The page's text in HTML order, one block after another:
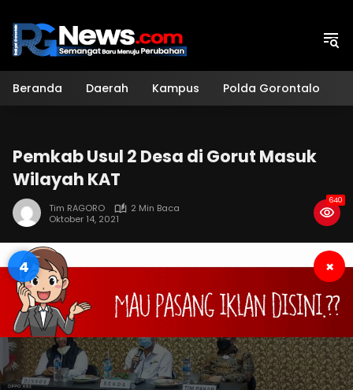
konten
Beranda Daerah Kampus Polda Gorontalo
Pemkab Usul 2 Desa di Gorut Masuk
Wilayah KAT
Tim RAGORO
2 Min Baca
Oktober 14, 2021
640
3 ×